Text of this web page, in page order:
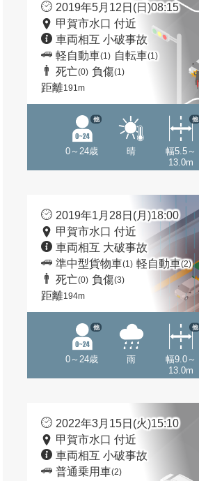
2019年5月12日(日)08:15
甲賀市水口 付近
車両相互 小破事故
軽自動車(1) 自転車(1)
死亡(0) 負傷(1)
距離191m
0～24歳
他
晴
幅5.5～
13.0m
他
2019年1月28日(月)18:00
甲賀市水口 付近
車両相互 大破事故
準中型貨物車(1) 軽自動車(2)
死亡(0) 負傷(3)
距離194m
0～24歳
他
雨
幅9.0～
13.0m
他
2022年3月15日(火)15:10
甲賀市水口 付近
車両相互 小破事故
普通乗用車(2)